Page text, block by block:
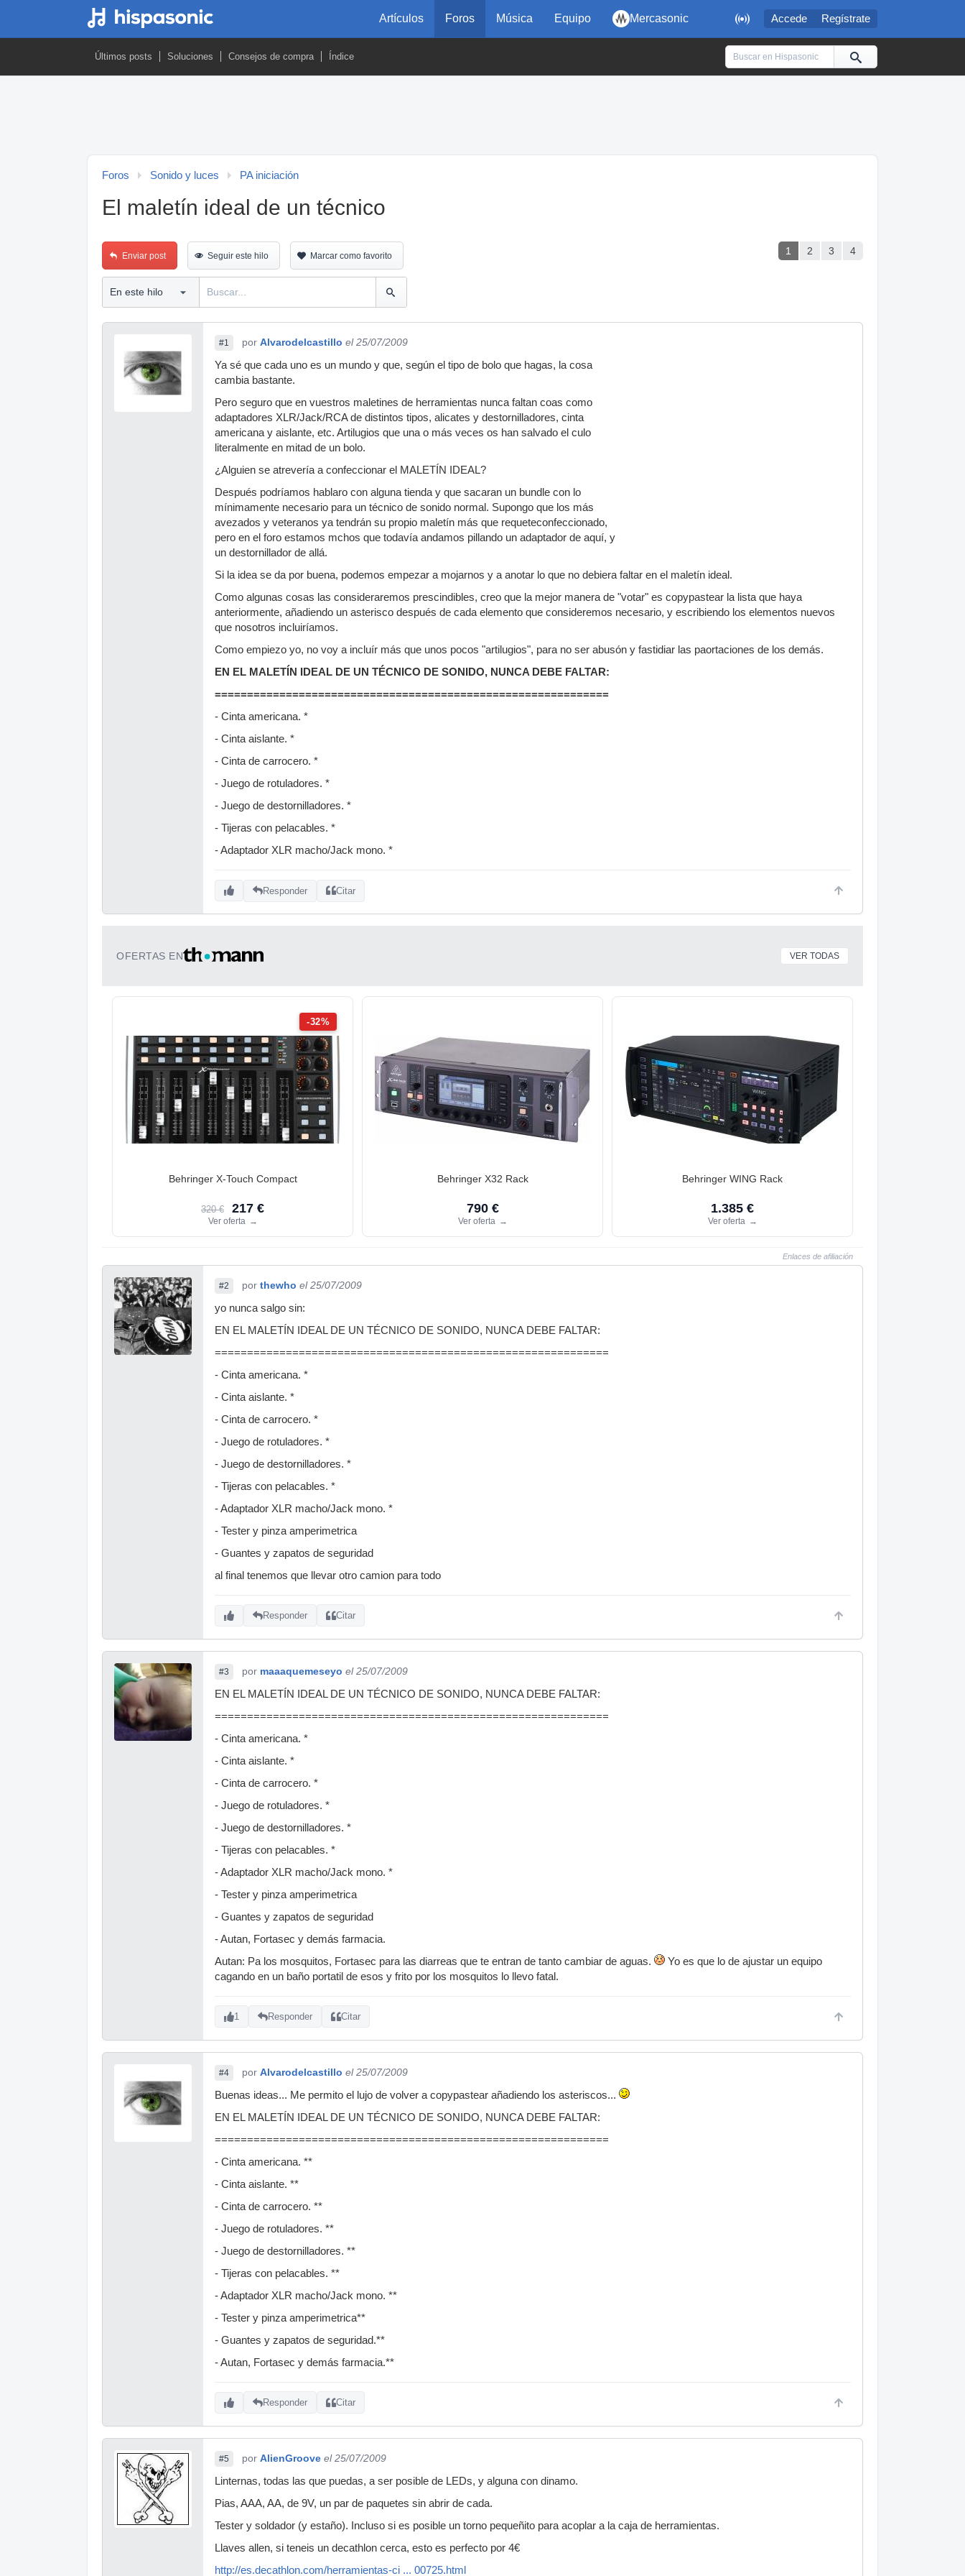
 Accede Regístrate
Artículos Foros Música Equipo Mercasonic
Últimos posts Soluciones Consejos de compra Índice
Foros Sonido y luces PA iniciación
El maletín ideal de un técnico
1 2 3 4
Enviar post Seguir este hilo Marcar como favorito
#1 por Alvarodelcastillo el 25/07/2009
Ya sé que cada uno es un mundo y que, según el tipo de bolo que hagas, la cosa
cambia bastante.
Pero seguro que en vuestros maletines de herramientas nunca faltan coas como
adaptadores XLR/Jack/RCA de distintos tipos, alicates y destornilladores, cinta
americana y aislante, etc. Artilugios que una o más veces os han salvado el culo
literalmente en mitad de un bolo.
¿Alguien se atrevería a confeccionar el MALETÍN IDEAL?
Después podríamos hablaro con alguna tienda y que sacaran un bundle con lo
mínimamente necesario para un técnico de sonido normal. Supongo que los más
avezados y veteranos ya tendrán su propio maletín más que requeteconfeccionado,
pero en el foro estamos mchos que todavía andamos pillando un adaptador de aquí, y
un destornillador de allá.
Si la idea se da por buena, podemos empezar a mojarnos y a anotar lo que no debiera faltar en el maletín ideal.
Como algunas cosas las consideraremos prescindibles, creo que la mejor manera de "votar" es copypastear la lista que haya
anteriormente, añadiendo un asterisco después de cada elemento que consideremos necesario, y escribiendo los elementos nuevos
que nosotros incluiríamos.
Como empiezo yo, no voy a incluír más que unos pocos "artilugios", para no ser abusón y fastidiar las paortaciones de los demás.
EN EL MALETÍN IDEAL DE UN TÉCNICO DE SONIDO, NUNCA DEBE FALTAR:
=============================================================
- Cinta americana. *
- Cinta aislante. *
- Cinta de carrocero. *
- Juego de rotuladores. *
- Juego de destornilladores. *
- Tijeras con pelacables. *
- Adaptador XLR macho/Jack mono. *
Responder Citar
OFERTAS EN VER TODAS
-32%
Behringer X-Touch Compact
320 € 217 €
Ver oferta →
Behringer X32 Rack
790 €
Ver oferta →
Behringer WING Rack
1.385 €
Ver oferta →
Enlaces de afiliación
#2 por thewho el 25/07/2009
yo nunca salgo sin:
EN EL MALETÍN IDEAL DE UN TÉCNICO DE SONIDO, NUNCA DEBE FALTAR:
=============================================================
- Cinta americana. *
- Cinta aislante. *
- Cinta de carrocero. *
- Juego de rotuladores. *
- Juego de destornilladores. *
- Tijeras con pelacables. *
- Adaptador XLR macho/Jack mono. *
- Tester y pinza amperimetrica
- Guantes y zapatos de seguridad
al final tenemos que llevar otro camion para todo
Responder Citar
#3 por maaaquemeseyo el 25/07/2009
EN EL MALETÍN IDEAL DE UN TÉCNICO DE SONIDO, NUNCA DEBE FALTAR:
=============================================================
- Cinta americana. *
- Cinta aislante. *
- Cinta de carrocero. *
- Juego de rotuladores. *
- Juego de destornilladores. *
- Tijeras con pelacables. *
- Adaptador XLR macho/Jack mono. *
- Tester y pinza amperimetrica
- Guantes y zapatos de seguridad
- Autan, Fortasec y demás farmacia.
Autan: Pa los mosquitos, Fortasec para las diarreas que te entran de tanto cambiar de aguas.
Yo es que lo de ajustar un equipo
cagando en un baño portatil de esos y frito por los mosquitos lo llevo fatal.
1 Responder Citar
#4 por Alvarodelcastillo el 25/07/2009
Buenas ideas... Me permito el lujo de volver a copypastear añadiendo los asteriscos...
EN EL MALETÍN IDEAL DE UN TÉCNICO DE SONIDO, NUNCA DEBE FALTAR:
=============================================================
- Cinta americana. **
- Cinta aislante. **
- Cinta de carrocero. **
- Juego de rotuladores. **
- Juego de destornilladores. **
- Tijeras con pelacables. **
- Adaptador XLR macho/Jack mono. **
- Tester y pinza amperimetrica**
- Guantes y zapatos de seguridad.**
- Autan, Fortasec y demás farmacia.**
Responder Citar
#5 por AlienGroove el 25/07/2009
Linternas, todas las que puedas, a ser posible de LEDs, y alguna con dinamo.
Pias, AAA, AA, de 9V, un par de paquetes sin abrir de cada.
Tester y soldador (y estaño). Incluso si es posible un torno pequeñito para acoplar a la caja de herramientas.
Llaves allen, si teneis un decathlon cerca, esto es perfecto por 4€
http://es.decathlon.com/herramientas-ci ... 00725.html